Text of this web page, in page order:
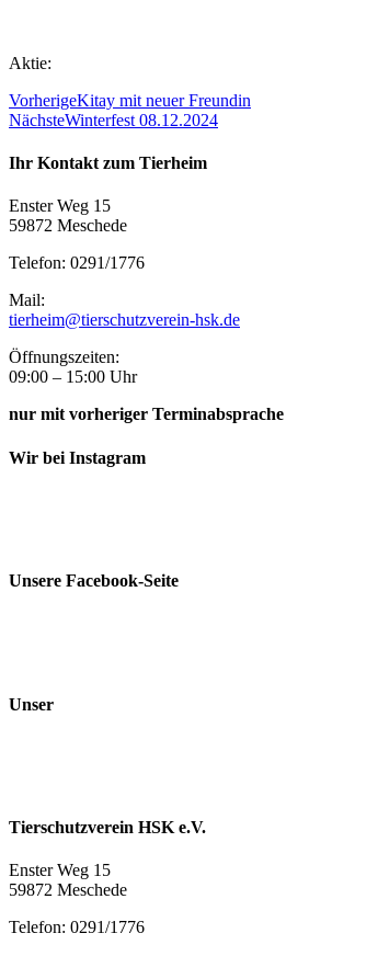
Aktie:
VorherigeKitay mit neuer Freundin
NächsteWinterfest 08.12.2024
Ihr Kontakt zum Tierheim
Enster Weg 15
59872 Meschede
Telefon: 0291/1776
Mail:
tierheim@tierschutzverein-hsk.de
Öffnungszeiten:
09:00 – 15:00 Uhr
nur mit vorheriger Terminabsprache
Wir bei Instagram
Unsere Facebook-Seite
Unser
Tierschutzverein HSK e.V.
Enster Weg 15
59872 Meschede
Telefon: 0291/1776